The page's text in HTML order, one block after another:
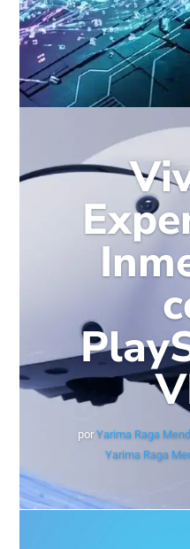
por Yarima Raga
Yarima Raga